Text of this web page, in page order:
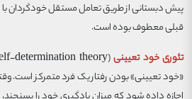
پیش دبستانی از طریق تعامل مستقل خودگردان با
قبلی معطوف بوده است.
تئوری خود تعیینی
«خود تعیینی» بودن رفتار یک فرد متمرکز است.